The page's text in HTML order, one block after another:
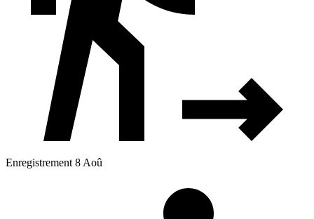
Enregistrement 8 Aoû